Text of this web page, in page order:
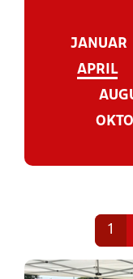
JANUAR
APRIL
1